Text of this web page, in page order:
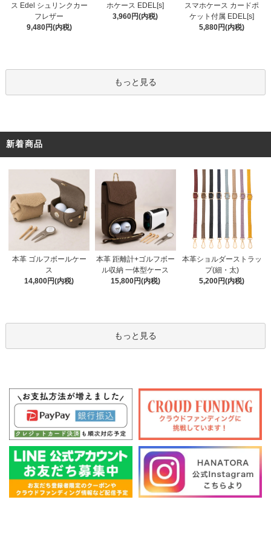
ス Edel シュリンクカー
フレザー
9,480円(内税)
ホケース EDEL[s]
3,960円(内税)
スマホケース カードポ
ケット付属 EDEL[s]
5,880円(内税)
もっと見る
新着商品
本革 ゴルフボールケー
ス
14,800円(内税)
本革 距離計+ゴルフボー
ル収納 一体型ケース
15,800円(内税)
本革ショルダーストラッ
プ(細・太)
5,200円(内税)
もっと見る